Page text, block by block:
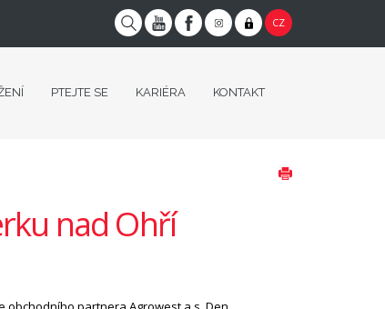
CZ
PTEJTE SE KARIÉRA KONTAKT
nad Ohří